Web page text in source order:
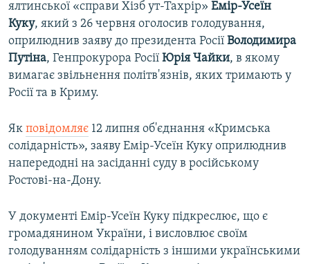
ялтинської «справи Хізб ут-Тахрір» Емір-Усеїн
Куку, який з 26 червня оголосив голодування,
оприлюднив заяву до президента Росії Володимира
Путіна, Генпрокурора Росії Юрія Чайки, в якому
вимагає звільнення політв'язнів, яких тримають у
Росії та в Криму.
Як повідомляє 12 липня об'єднання «Кримська
солідарність», заяву Емір-Усеїн Куку оприлюднив
напередодні на засіданні суду в російському
Ростові-на-Дону.
У документі Емір-Усеїн Куку підкреслює, що є
громадянином України, і висловлює своїм
голодуванням солідарність з іншими українськими